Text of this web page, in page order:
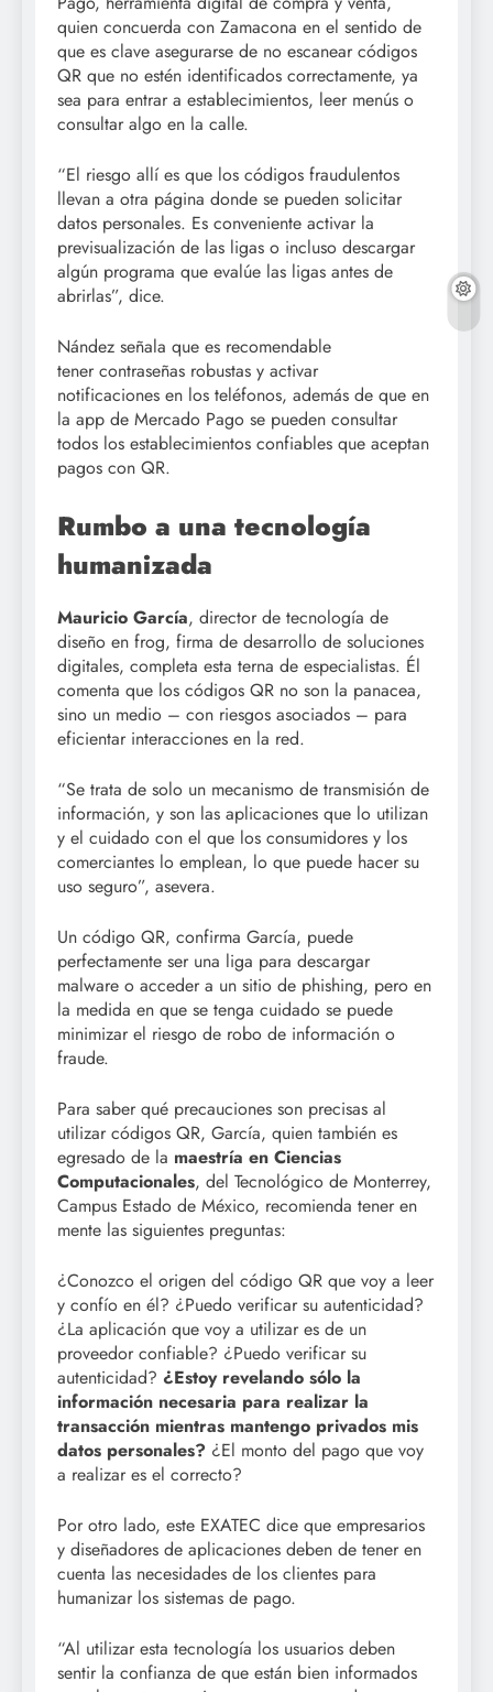
quien concuerda con Zamacona en el sentido de
que es clave asegurarse de no escanear códigos
QR que no estén identificados correctamente, ya
sea para entrar a establecimientos, leer menús o
consultar algo en la calle.
“El riesgo allí es que los códigos fraudulentos
llevan a otra página donde se pueden solicitar
datos personales. Es conveniente activar la
previsualización de las ligas o incluso descargar
algún programa que evalúe las ligas antes de
abrirlas”, dice.
Nández señala que es recomendable
tener contraseñas robustas y activar
notificaciones en los teléfonos, además de que en
la app de Mercado Pago se pueden consultar
todos los establecimientos confiables que aceptan
pagos con QR.
Rumbo a una tecnología
humanizada
Mauricio García, director de tecnología de
diseño en frog, firma de desarrollo de soluciones
digitales, completa esta terna de especialistas. Él
comenta que los códigos QR no son la panacea,
sino un medio – con riesgos asociados – para
eficientar interacciones en la red.
“Se trata de solo un mecanismo de transmisión de
información, y son las aplicaciones que lo utilizan
y el cuidado con el que los consumidores y los
comerciantes lo emplean, lo que puede hacer su
uso seguro”, asevera.
Un código QR, confirma García, puede
perfectamente ser una liga para descargar
malware o acceder a un sitio de phishing, pero en
la medida en que se tenga cuidado se puede
minimizar el riesgo de robo de información o
fraude.
Para saber qué precauciones son precisas al
utilizar códigos QR, García, quien también es
egresado de la maestría en Ciencias
Computacionales, del Tecnológico de Monterrey,
Campus Estado de México, recomienda tener en
mente las siguientes preguntas:
¿Conozco el origen del código QR que voy a leer
y confío en él? ¿Puedo verificar su autenticidad?
¿La aplicación que voy a utilizar es de un
proveedor confiable? ¿Puedo verificar su
autenticidad? ¿Estoy revelando sólo la
información necesaria para realizar la
transacción mientras mantengo privados mis
datos personales? ¿El monto del pago que voy
a realizar es el correcto?
Por otro lado, este EXATEC dice que empresarios
y diseñadores de aplicaciones deben de tener en
cuenta las necesidades de los clientes para
humanizar los sistemas de pago.
“Al utilizar esta tecnología los usuarios deben
sentir la confianza de que están bien informados